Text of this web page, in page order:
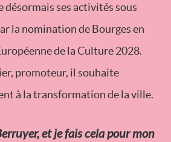
désormais ses activités sous
la nomination de Bourges en
de la Culture 2028.
promoteur, il souhaite
à la transformation de la ville.
et je fais cela pour mon